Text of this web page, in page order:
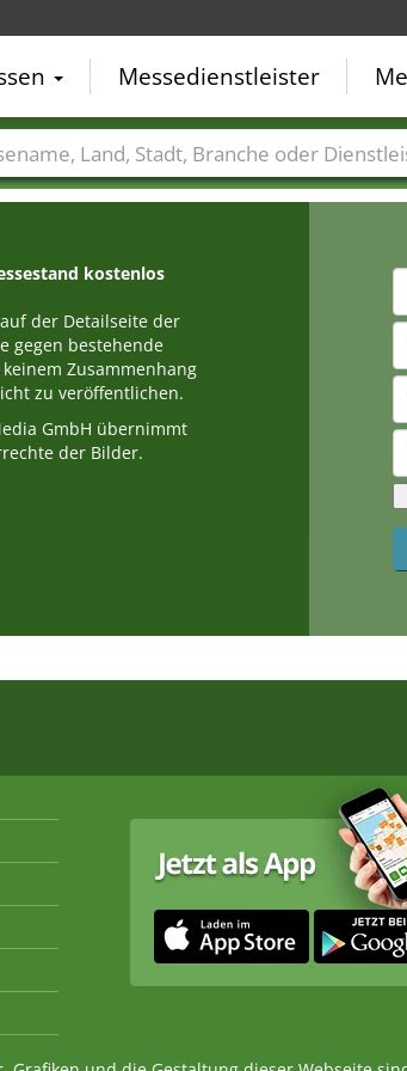
kostenlos
der Detailseite der
gegen bestehende
Zusammenhang
zu veröffentlichen.
GmbH übernimmt
der Bilder.
Messedienstleister
Länder Städte Branchen